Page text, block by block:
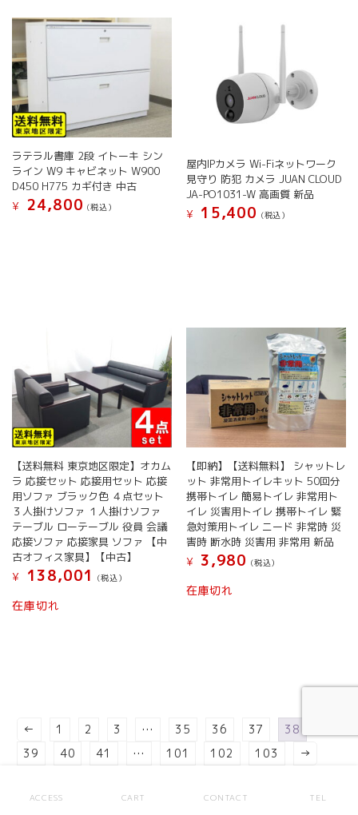
ラテラル書庫 2段 イトーキ シン
ライン W9 キャビネット W900
D450 H775 カギ付き 中古
¥
24,800 (税込）
バ
リ
エ
ー
シ
ョ
ン
が
あ
り
ま
す。
オ
プ
ョ
選
屋内IPカメラ Wi-Fiネットワーク
見守り 防犯 カメラ JUAN CLOUD
JA-PO1031-W 高画質 新品
¥
15,400 (税込）
【送料無料 東京地区限定】オカム
ラ 応接セット 応接用セット 応接
用ソファ ブラック色 ４点セット
３人掛けソファ １人掛けソファ
テーブル ローテーブル 役員 会議
応接ソファ 応接家具 ソファ 【中
古オフィス家具】【中古】
¥
138,001 (税込）
在庫切れ
【即納】【送料無料】 シャットレ
ット 非常用トイレキット 50回分
携帯トイレ 簡易トイレ 非常用ト
イレ 災害用トイレ 携帯トイレ 緊
急対策用トイレ ニード 非常時 災
害時 断水時 災害用 非常用 新品
¥
3,980 (税込）
在庫切れ
← 1 2 3 … 35 36 37
38
39
40 41 … 101 102 103 →
ACCESS CART CONTACT TEL